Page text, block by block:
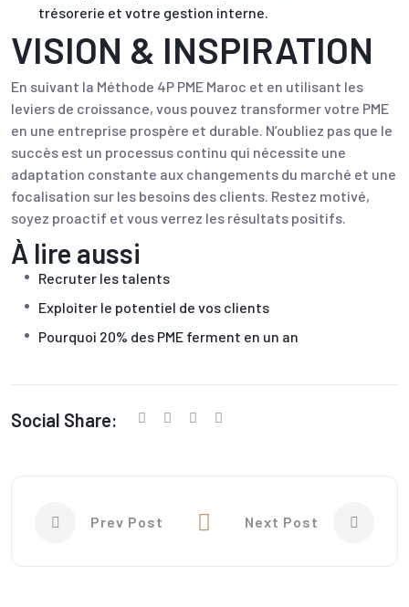
trésorerie et votre gestion interne.
VISION & INSPIRATION
En suivant la Méthode 4P PME Maroc et en utilisant les
leviers de croissance, vous pouvez transformer votre PME
en une entreprise prospère et durable. N’oubliez pas que le
succès est un processus continu qui nécessite une
adaptation constante aux changements du marché et une
focalisation sur les besoins des clients. Restez motivé,
soyez proactif et vous verrez les résultats positifs.
À lire aussi
Recruter les talents
Exploiter le potentiel de vos clients
Pourquoi 20% des PME ferment en un an
Social Share:
Prev Post Next Post